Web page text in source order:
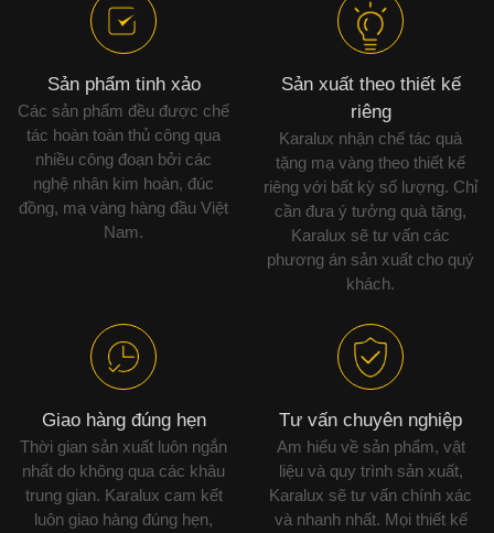
Sản phẩm tinh xảo
Các sản phẩm đều được chế
tác hoàn toàn thủ công qua
nhiều công đoạn bởi các
nghệ nhân kim hoàn, đúc
đồng, mạ vàng hàng đầu Việt
Nam.
Sản xuất theo thiết kế
riêng
Karalux nhận chế tác quà
tặng mạ vàng theo thiết kế
riêng với bất kỳ số lượng. Chỉ
cần đưa ý tưởng quà tặng,
Karalux sẽ tư vấn các
phương án sản xuất cho quý
khách.
Giao hàng đúng hẹn
Thời gian sản xuất luôn ngắn
nhất do không qua các khâu
trung gian. Karalux cam kết
luôn giao hàng đúng hẹn,
Tư vấn chuyên nghiệp
Am hiểu về sản phẩm, vật
liệu và quy trình sản xuất,
Karalux sẽ tư vấn chính xác
và nhanh nhất. Mọi thiết kế